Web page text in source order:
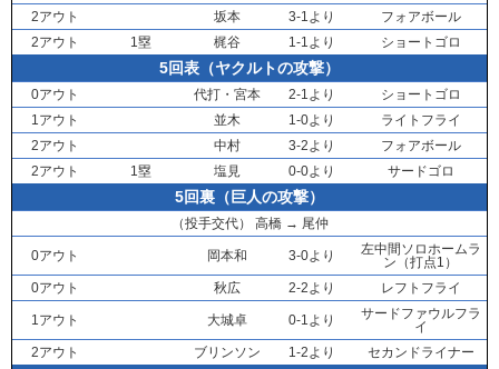
2アウト
坂本 3-1より
フォアボール
2アウト
1塁 梶谷 1-1より ショートゴロ
5回表（ヤクルトの攻撃）
0アウト 代打・ 宮本 2-1より
ショートゴロ
1アウト
並木 1-0より
ライトフライ
2アウト
中村 3-2より
フォアボール
2アウト
1塁 塩見 0-0より サードゴロ
5回裏（巨人の攻撃）
（投手交代） 高橋→ 尾仲
0アウト 岡本和 3-0より
左中間ソロホームラ
ン（打点1）
0アウト
秋広 2-2より レフトフライ
1アウト 大城卓 0-1より
サードファウルフラ
イ
2アウト
ブリンソン 1-2より セカンドライナー